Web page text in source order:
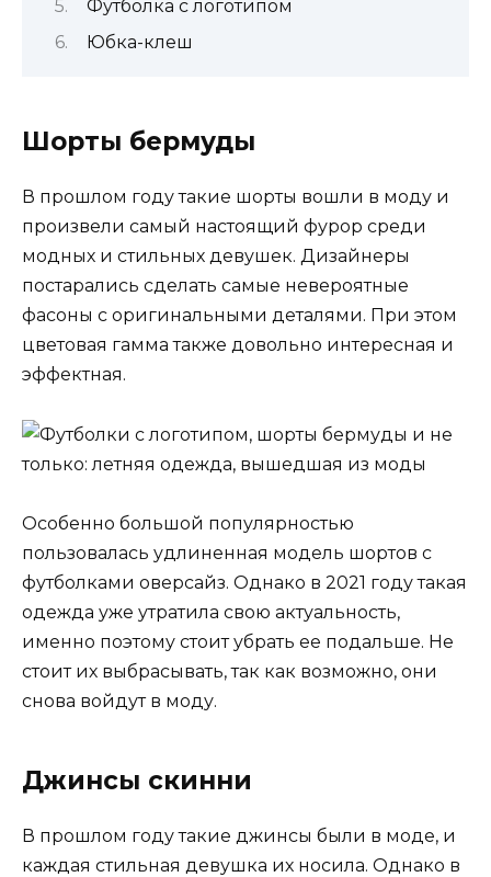
Футболка с логотипом
Юбка-клеш
Шорты бермуды
В прошлом году такие шорты вошли в моду и
произвели самый настоящий фурор среди
модных и стильных девушек. Дизайнеры
постарались сделать самые невероятные
фасоны с оригинальными деталями. При этом
цветовая гамма также довольно интересная и
эффектная.
Особенно большой популярностью
пользовалась удлиненная модель шортов с
футболками оверсайз. Однако в 2021 году такая
одежда уже утратила свою актуальность,
именно поэтому стоит убрать ее подальше. Не
стоит их выбрасывать, так как возможно, они
снова войдут в моду.
Джинсы скинни
В прошлом году такие джинсы были в моде, и
каждая стильная девушка их носила. Однако в